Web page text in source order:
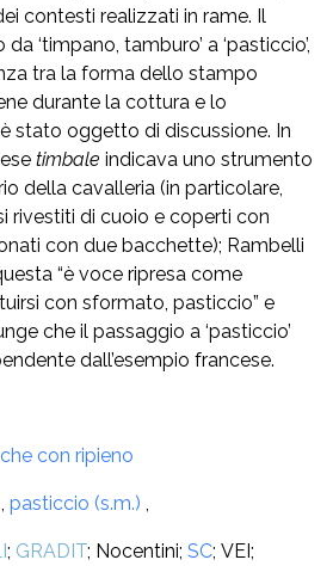
contesti realizzati in rame. Il
‘timpano, tamburo’ a ‘pasticcio’,
tra la forma dello stampo
durante la cottura e lo
stato oggetto di discussione. In
timbale indicava uno strumento
della cavalleria (in particolare,
rivestiti di cuoio e coperti con
con due bacchette); Rambelli
“è voce ripresa come
con sformato, pasticcio” e
che il passaggio a ‘pasticcio’
dall’esempio francese.
con ripieno
, pasticcio (s.m.) ,
; GRADIT; Nocentini; SC; VEI;